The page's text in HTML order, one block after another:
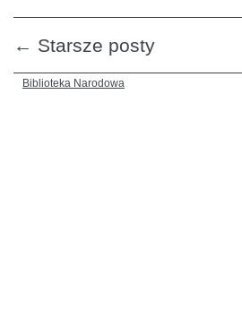
← Starsze posty
Biblioteka Narodowa